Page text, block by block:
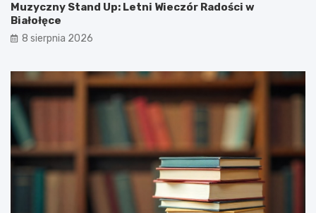
Muzyczny Stand Up: Letni Wieczór Radości w
Białołęce
8 sierpnia 2026